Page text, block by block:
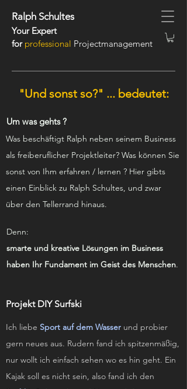
Ralph Schultes
Your Expert
for professional Projectmanagement
"Und sonst so?" ... bedeutet:
Um was gehts ?
Was beschäftigt Ralph neben seinem Business
als freiberuflicher Projektleiter? Was können Sie
sonst von Ihm erfahren / lernen ? Hier gibts
einen Einblick zu Ralph Schultes, und zwar
über den Tellerrand hinaus.
Denn:
smarte und kreative Lösungen im Business
haben Ihr Fundament im Geist des Menschen.
Projekt DIY Surfski
Ich liebe Sport auf dem Wasser und probier
gern neues aus. Rudern fand ich spitzenmäßig,
nur wollt ich einfach sehen wo es hin geht. Ein
Kajak soll es nicht sein, also fand ich den